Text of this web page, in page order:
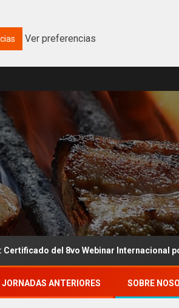
Ver preferencias
del 8vo Webinar Internacional por Zoom
JORNADAS ANTERIORES SOBRE